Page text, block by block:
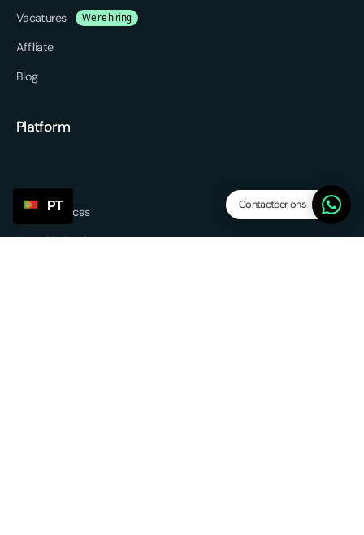
Contacteer ons
Vacatures
We're hiring
Affiliate
Blog
Platform
Características
Dropship levels
PT